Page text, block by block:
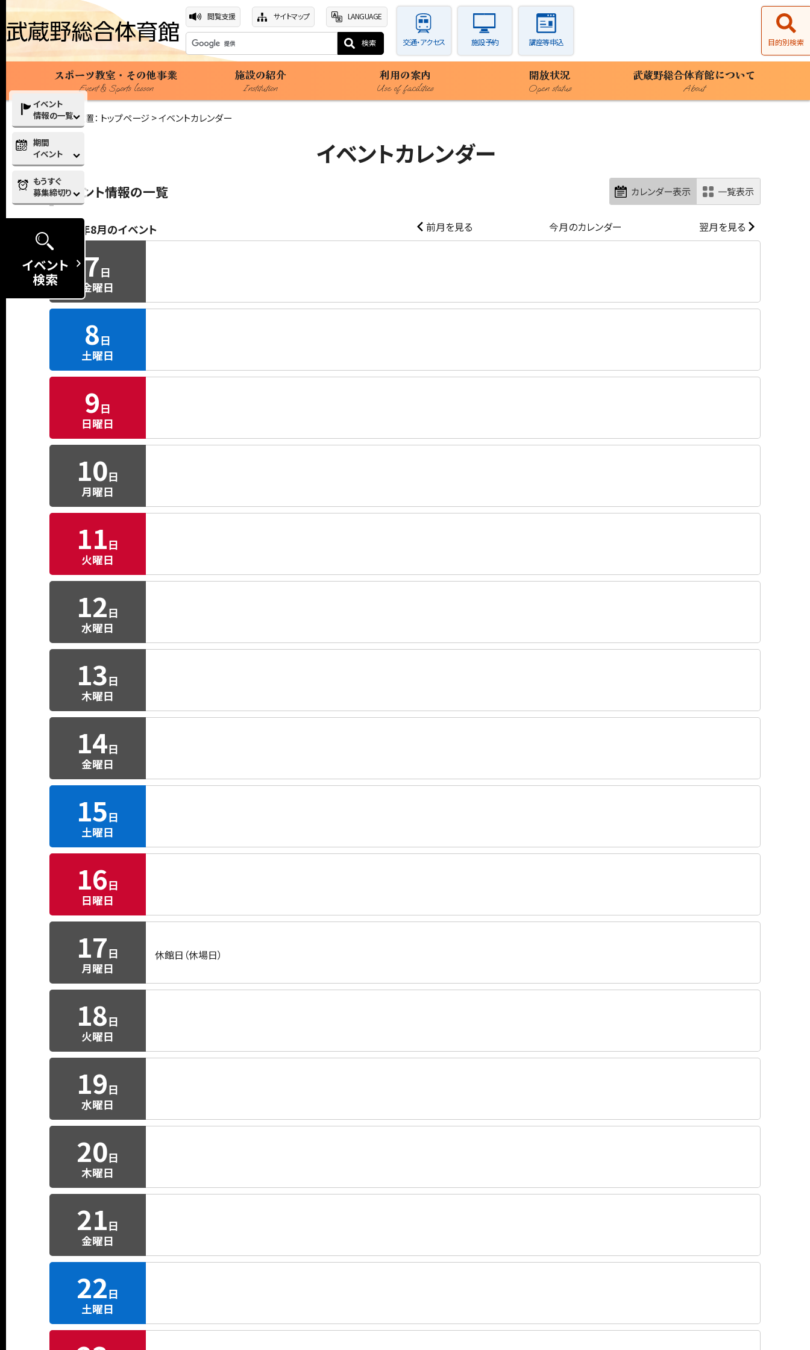
閲覧支援 サイトマップ LANGUAGE
交通・アクセス 施設予約 講座等申込 目的別検索
スポーツ教室・その他事業
Event & Sports lesson
施設の紹介
Institution
利用の案内
Use of facilities
開放状況
Open status
武蔵野総合体育館について
About
現在の位置： トップページ > イベントカレンダー
イベントカレンダー
イベント
情報の一覧
期間
イベント
もうすぐ
募集締切り
イベント
検索
イベント情報の一覧 カレンダー表示 一覧表示
前月を見る 今月のカレンダー 翌月を見る
2026年8月のイベント
7日
金曜日
8日
土曜日
9日
日曜日
10日
月曜日
11日
火曜日
12日
水曜日
13日
木曜日
14日
金曜日
15日
土曜日
16日
日曜日
17日
月曜日
休館日（休場日）
18日
火曜日
19日
水曜日
20日
木曜日
21日
金曜日
22日
土曜日